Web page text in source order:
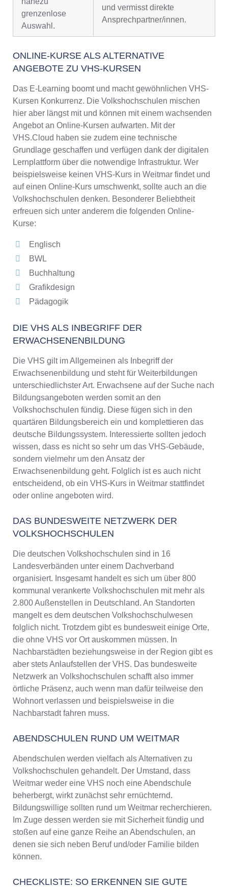
grenzenlose
Auswahl.
und vermisst direkte
Ansprechpartner/innen.
ONLINE-KURSE ALS ALTERNATIVE
ANGEBOTE ZU VHS-KURSEN
Das E-Learning boomt und macht gewöhnlichen VHS-
Kursen Konkurrenz. Die Volkshochschulen mischen
hier aber längst mit und können mit einem wachsenden
Angebot an Online-Kursen aufwarten. Mit der
VHS.Cloud haben sie zudem eine technische
Grundlage geschaffen und verfügen dank der digitalen
Lernplattform über die notwendige Infrastruktur. Wer
beispielsweise keinen VHS-Kurs in Weitmar findet und
auf einen Online-Kurs umschwenkt, sollte auch an die
Volkshochschulen denken. Besonderer Beliebtheit
erfreuen sich unter anderem die folgenden Online-
Kurse:
Englisch
BWL
Buchhaltung
Grafikdesign
Pädagogik
DIE VHS ALS INBEGRIFF DER
ERWACHSENENBILDUNG
Die VHS gilt im Allgemeinen als Inbegriff der
Erwachsenenbildung und steht für Weiterbildungen
unterschiedlichster Art. Erwachsene auf der Suche nach
Bildungsangeboten werden somit an den
Volkshochschulen fündig. Diese fügen sich in den
quartären Bildungsbereich ein und komplettieren das
deutsche Bildungssystem. Interessierte sollten jedoch
wissen, dass es nicht so sehr um das VHS-Gebäude,
sondern vielmehr um den Ansatz der
Erwachsenenbildung geht. Folglich ist es auch nicht
entscheidend, ob ein VHS-Kurs in Weitmar stattfindet
oder online angeboten wird.
DAS BUNDESWEITE NETZWERK DER
VOLKSHOCHSCHULEN
Die deutschen Volkshochschulen sind in 16
Landesverbänden unter einem Dachverband
organisiert. Insgesamt handelt es sich um über 800
kommunal verankerte Volkshochschulen mit mehr als
2.800 Außenstellen in Deutschland. An Standorten
mangelt es dem deutschen Volkshochschulwesen
folglich nicht. Trotzdem gibt es bundesweit einige Orte,
die ohne VHS vor Ort auskommen müssen. In
Nachbarstädten beziehungsweise in der Region gibt es
aber stets Anlaufstellen der VHS. Das bundesweite
Netzwerk an Volkshochschulen schafft also immer
örtliche Präsenz, auch wenn man dafür teilweise den
Wohnort verlassen und beispielsweise in die
Nachbarstadt fahren muss.
ABENDSCHULEN RUND UM WEITMAR
Abendschulen werden vielfach als Alternativen zu
Volkshochschulen gehandelt. Der Umstand, dass
Weitmar weder eine VHS noch eine Abendschule
beherbergt, wirkt zunächst sehr ernüchternd.
Bildungswillige sollten rund um Weitmar recherchieren.
Im Zuge dessen werden sie mit Sicherheit fündig und
stoßen auf eine ganze Reihe an Abendschulen, an
denen sie sich neben Beruf und/oder Familie bilden
können.
CHECKLISTE: SO ERKENNEN SIE GUTE